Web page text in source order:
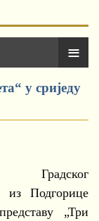
≡
у сриједу
Градског
из Подгорице
„Три